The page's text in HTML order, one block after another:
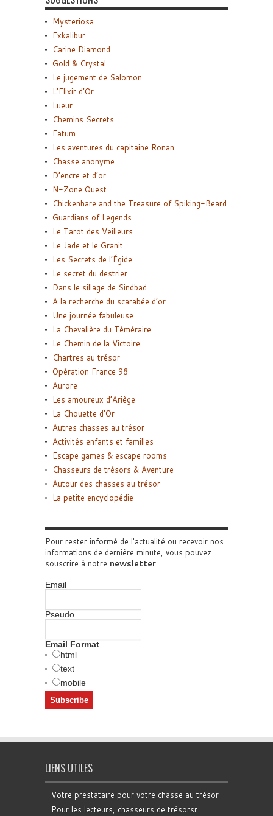
Mysteriosa
Exkalibur
Carine Diamond
Gold & Crystal
Le jugement de Salomon
L’Elixir d’Or
Lueur
Chemins Secrets
Fatum
Les aventures du capitaine Ronan
Chasse anonyme
D’encre et d’or
N-Zone Quest
Chickenhare and the Treasure of Spiking-Beard
Guardians of Legends
Le Tarot des Veilleurs
Le Jade et le Granit
Les Secrets de l’Égide
Le secret du destrier
Dans le sillage de Sindbad
A la recherche du scarabée d’or
Une journée fabuleuse
La Chevalière du Téméraire
Le Chemin de la Victoire
Chartres au trésor
Opération France 98
Aurore
Les amoureux d’Ariège
La Chouette d’Or
Autres chasses au trésor
Activités enfants et familles
Escape games & escape rooms
Chasseurs de trésors & Aventure
Autour des chasses au trésor
La petite encyclopédie
Pour rester informé de l'actualité ou recevoir nos
informations de dernière minute, vous pouvez
souscrire à notre newsletter.
Email
Pseudo
Email Format
html
text
mobile
LIENS UTILES
Votre prestataire pour votre chasse au trésor
Pour les lecteurs, chasseurs de trésorsr